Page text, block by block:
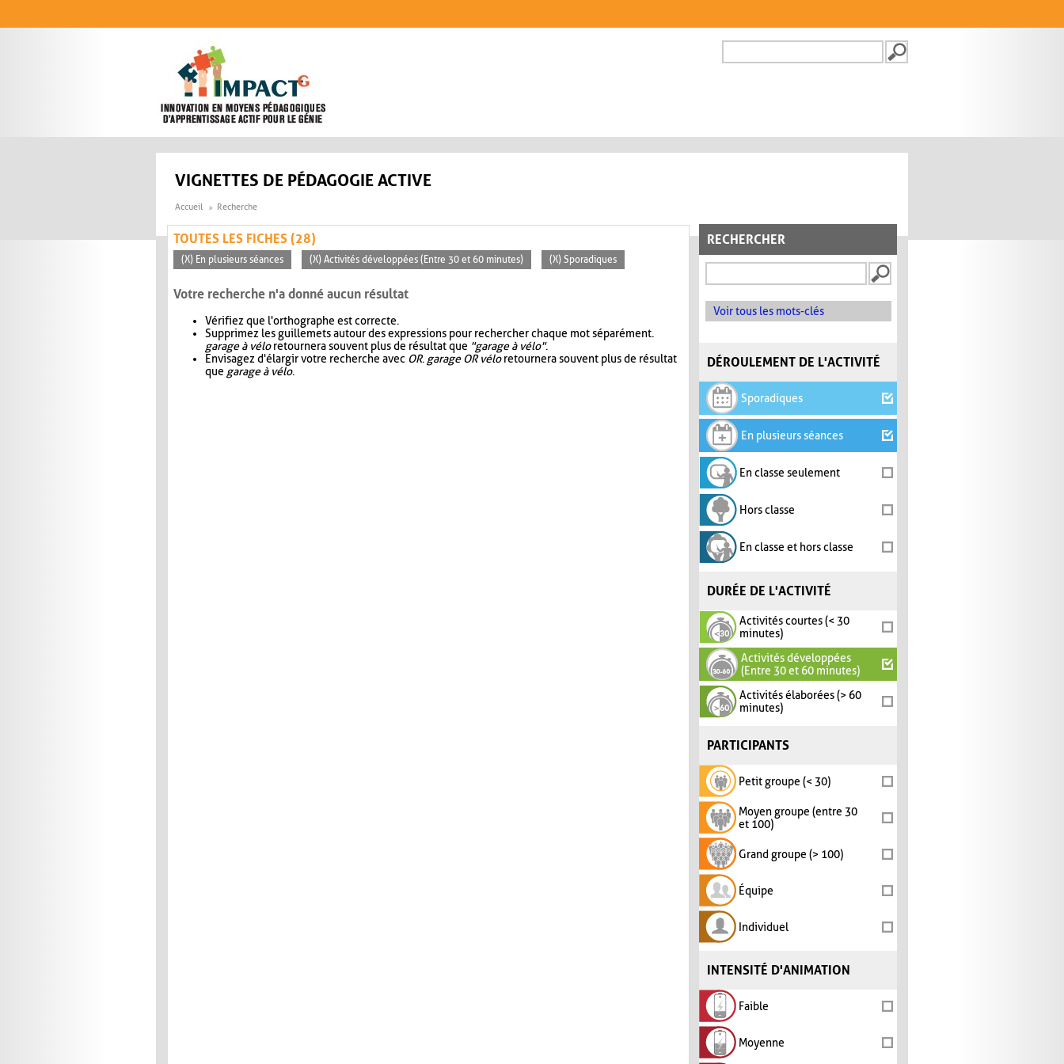
FORMULAIRE DE
VIGNETTES DE PÉDAGOGIE ACTIVE
Accueil Recherche
RECHERCHER
Voir tous les mots-clés
DÉROULEMENT DE L'ACTIVITÉ
Sporadiques
En plusieurs séances
En classe seulement
Hors classe
En classe et hors classe
DURÉE DE L'ACTIVITÉ
Activités courtes (< 30
minutes)
Activités développées
(Entre 30 et 60 minutes)
Activités élaborées (> 60
minutes)
PARTICIPANTS
Petit groupe (< 30)
Moyen groupe (entre 30
et 100)
Grand groupe (> 100)
Équipe
Individuel
INTENSITÉ D'ANIMATION
Faible
Moyenne
TOUTES LES FICHES (28)
(X) En plusieurs séances (X) Activités développées (Entre 30 et 60 minutes) (X) Sporadiques
Votre recherche n'a donné aucun résultat
Vérifiez que l'orthographe est correcte.
Supprimez les guillemets autour des expressions pour rechercher chaque mot séparément.
garage à véloretournera souvent plus de résultat que "garage à vélo".
Envisagez d'élargir votre recherche avec OR. garage OR véloretournera souvent plus de résultat
que garage à vélo.